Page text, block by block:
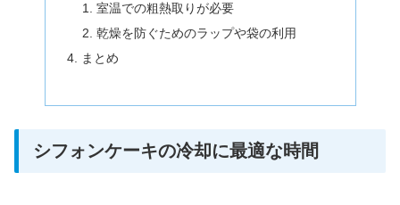
室温での粗熱取りが必要
乾燥を防ぐためのラップや袋の利用
まとめ
シフォンケーキの冷却に最適な時間